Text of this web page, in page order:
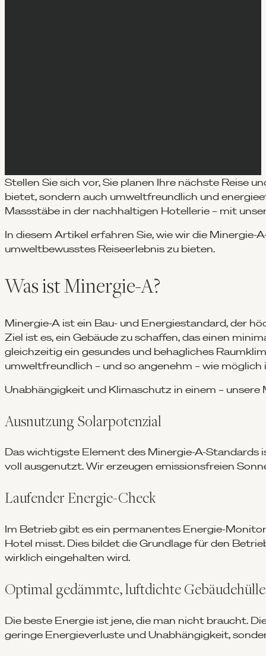
Stellen Sie sich vor, Sie planen Ihre nächste Reise
bietet, sondern auch umweltfreundlich und
Massstäbe in der nachhaltigen Hotellerie – mit
In diesem Artikel erfahren Sie, wie wir die
umweltbewusstes Reiseerlebnis zu bieten.
Was ist Minergie-A?
Minergie-A ist ein Bau- und Energiestandard, der
Ziel ist es, ein Gebäude zu schaffen, das einen
gleichzeitig ein gesundes und behagliches
umweltfreundlich – und so angenehm – wie möglich
Unabhängigkeit und Klimaschutz in einem – unsere
Ausnutzung Solarpotenzial
Das wichtigste Element des Minergie-A-Standards
voll ausgenutzt. Wir erzeugen emissionsfreien
Laufender Energie-Check
Im Betrieb gibt es ein permanentes Energie-
Hotel misst. Dies bildet die Grundlage für den
wirklich eingehalten wird.
Optimal gedämmte, luftdichte Gebäudehülle
Die beste Energie ist jene, die man nicht braucht.
geringe Energieverluste und Unabhängigkeit,